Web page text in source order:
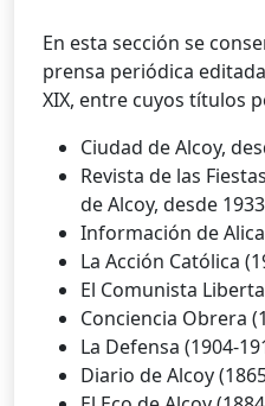
En esta sección se
prensa periódica
XIX, entre cuyos títulos
Ciudad de Alcoy,
Revista de las
de Alcoy, desde 1933
Información de
La Acción Católica
El Comunista
Conciencia Obrera
La Defensa (1904-
Diario de Alcoy